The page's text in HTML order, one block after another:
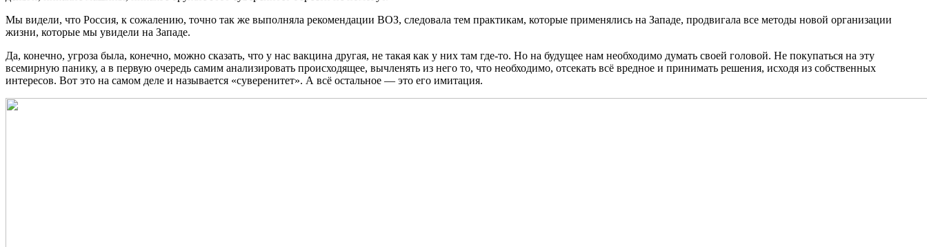
Мы видели, что Россия, к сожалению, точно так же выполняла рекомендации ВОЗ, следовала тем практикам, которые применялись на Западе, продвигала все методы новой организации
жизни, которые мы увидели на Западе.
Да, конечно, угроза была, конечно, можно сказать, что у нас вакцина другая, не такая как у них там где-то. Но на будущее нам необходимо думать своей головой. Не покупаться на эту
всемирную панику, а в первую очередь самим анализировать происходящее, вычленять из него то, что необходимо, отсекать всё вредное и принимать решения, исходя из собственных
интересов. Вот это на самом деле и называется «суверенитет». А всё остальное — это его имитация.